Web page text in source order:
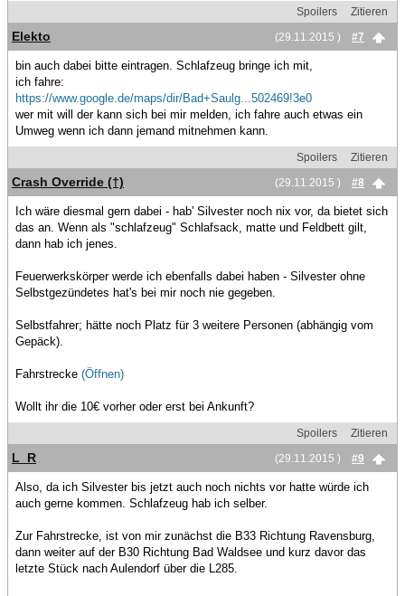
Spoilers
Zitieren
(29.11.2015 )
#7
Elekto
bin auch dabei bitte eintragen. Schlafzeug bringe ich mit,
ich fahre:
https://www.google.de/maps/dir/Bad+Saulg...502469!3e0
wer mit will der kann sich bei mir melden, ich fahre auch etwas ein
Umweg wenn ich dann jemand mitnehmen kann.
Spoilers
Zitieren
(29.11.2015 )
#8
Crash Override (†)
Ich wäre diesmal gern dabei - hab' Silvester noch nix vor, da bietet sich
das an. Wenn als "schlafzeug" Schlafsack, matte und Feldbett gilt,
dann hab ich jenes.
Feuerwerkskörper werde ich ebenfalls dabei haben - Silvester ohne
Selbstgezündetes hat's bei mir noch nie gegeben.
Selbstfahrer; hätte noch Platz für 3 weitere Personen (abhängig vom
Gepäck).
Fahrstrecke (Öffnen)
Wollt ihr die 10€ vorher oder erst bei Ankunft?
Spoilers
Zitieren
(29.11.2015 )
#9
L_R
Also, da ich Silvester bis jetzt auch noch nichts vor hatte würde ich
auch gerne kommen. Schlafzeug hab ich selber.
Zur Fahrstrecke, ist von mir zunächst die B33 Richtung Ravensburg,
dann weiter auf der B30 Richtung Bad Waldsee und kurz davor das
letzte Stück nach Aulendorf über die L285.